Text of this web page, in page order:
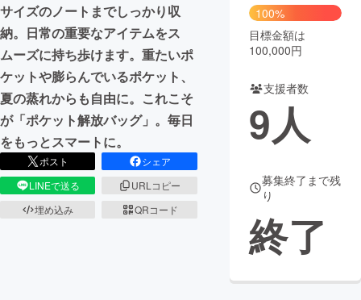
CAMPFIRE for Social Good
CAMPFIRE Creation
CAMPFIREふるさと納税machi-ya コミュニティ
サイズのノートまでしっかり収
納。日常の重要なアイテムをス
ムーズに持ち歩けます。重たいポ
ケットや膨らんでいるポケット、
夏の蒸れからも自由に。これこそ
が「ポケット解放バッグ」。毎日
をもっとスマートに。
ポスト
シェア
LINEで送る
URLコピー
埋め込み
QRコード
100%
目標金額は
100,000円
支援者数
9人
募集終了まで残
り
終了